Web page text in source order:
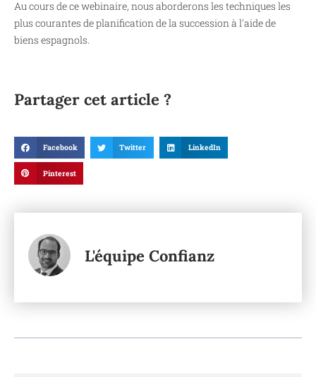
Au cours de ce webinaire, nous aborderons les techniques les
plus courantes de planification de la succession à l'aide de
biens espagnols.
Partager cet article ?
Facebook Twitter LinkedIn
Pinterest
L'équipe Confianz